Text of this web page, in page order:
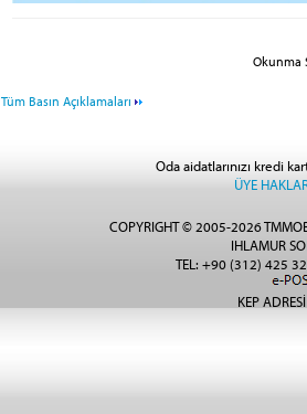
Okunma
Tüm Basın Açıklamaları
Oda aidatlarınızı kredi
ÜYE
COPYRIGHT © 2005-2026
IHLAMUR
TEL: +90 (312) 425
KEP